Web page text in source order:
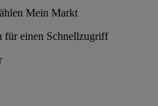
Mein Markt
für einen Schnellzugriff